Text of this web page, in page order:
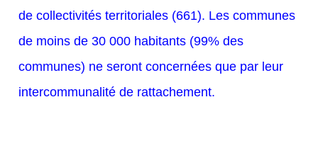
de collectivités territoriales (661). Les communes
de moins de 30 000 habitants (99% des
communes) ne seront concernées que par leur
intercommunalité de rattachement.